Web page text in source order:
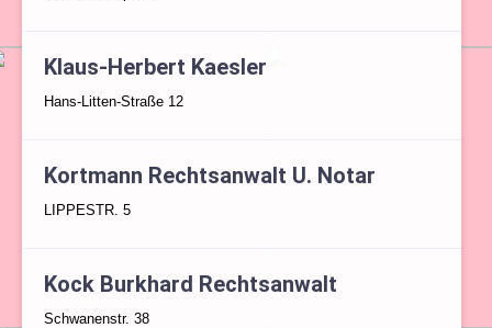
Klaus-Herbert Kaesler
Hans-Litten-Straße 12
Kortmann Rechtsanwalt U. Notar
LIPPESTR. 5
Kock Burkhard Rechtsanwalt
Schwanenstr. 38